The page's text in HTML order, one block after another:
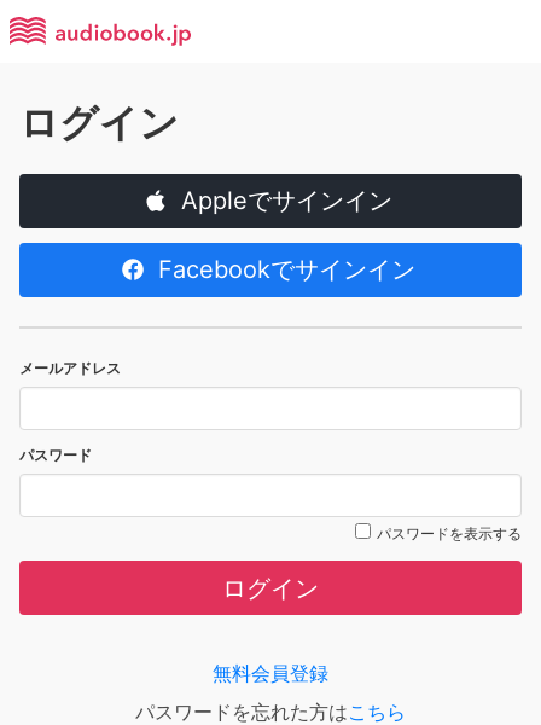
ログイン
Appleでサインイン
Facebookでサインイン
メールアドレス
パスワード
パスワードを表示する
ログイン
無料会員登録
パスワードを忘れた方はこちら